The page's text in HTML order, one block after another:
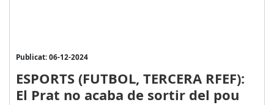
Publicat: 06-12-2024
ESPORTS (FUTBOL, TERCERA RFEF):
El Prat no acaba de sortir del pou